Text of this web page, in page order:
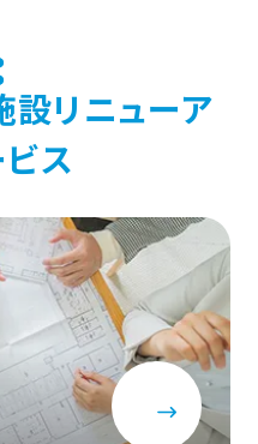
設リニューア
ス